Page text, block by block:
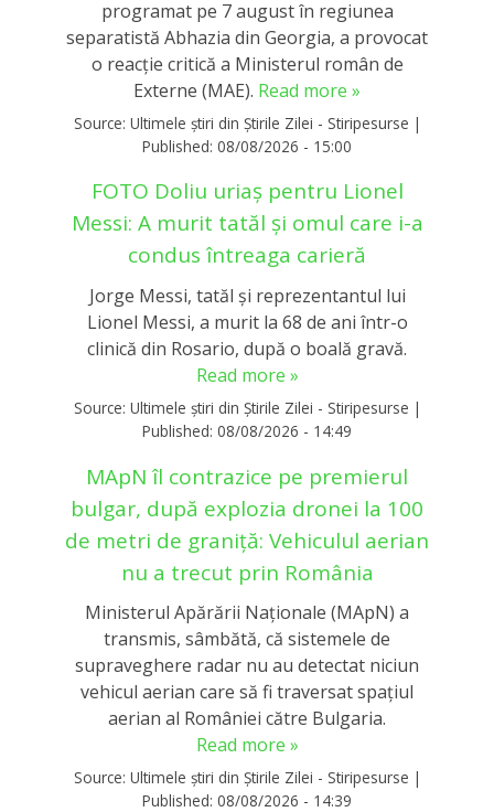
programat pe 7 august în regiunea
separatistă Abhazia din Georgia, a provocat
o reacție critică a Ministerul român de
Externe (MAE). Read more »
Source: Ultimele știri din Știrile Zilei - Stiripesurse |
Published: 08/08/2026 - 15:00
FOTO Doliu uriaș pentru Lionel
Messi: A murit tatăl și omul care i-a
condus întreaga carieră
Jorge Messi, tatăl și reprezentantul lui
Lionel Messi, a murit la 68 de ani într-o
clinică din Rosario, după o boală gravă.
Read more »
Source: Ultimele știri din Știrile Zilei - Stiripesurse |
Published: 08/08/2026 - 14:49
MApN îl contrazice pe premierul
bulgar, după explozia dronei la 100
de metri de graniță: Vehiculul aerian
nu a trecut prin România
Ministerul Apărării Naționale (MApN) a
transmis, sâmbătă, că sistemele de
supraveghere radar nu au detectat niciun
vehicul aerian care să fi traversat spațiul
aerian al României către Bulgaria.
Read more »
Source: Ultimele știri din Știrile Zilei - Stiripesurse |
Published: 08/08/2026 - 14:39